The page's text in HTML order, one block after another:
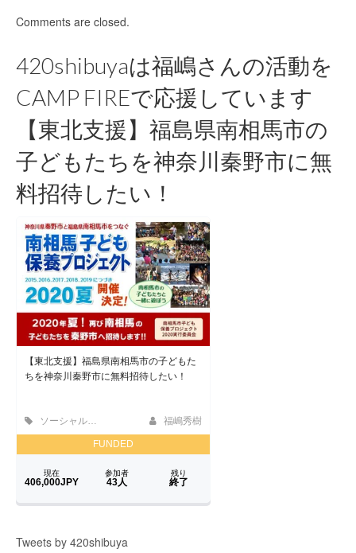
Comments are closed.
420shibuyaは福嶋さんの活動を
CAMP FIREで応援しています
【東北支援】福島県南相馬市の
子どもたちを神奈川秦野市に無
料招待したい！
Tweets by 420shibuya